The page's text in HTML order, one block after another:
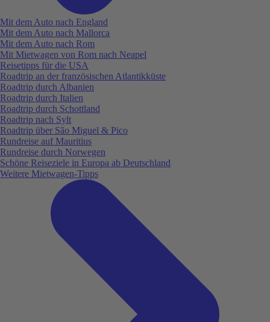
Mit dem Auto nach England
Mit dem Auto nach Mallorca
Mit dem Auto nach Rom
Mit Mietwagen von Rom nach Neapel
Reisetipps für die USA
Roadtrip an der französischen Atlantikküste
Roadtrip durch Albanien
Roadtrip durch Italien
Roadtrip durch Schottland
Roadtrip nach Sylt
Roadtrip über São Miguel & Pico
Rundreise auf Mauritius
Rundreise durch Norwegen
Schöne Reiseziele in Europa ab Deutschland
Weitere Mietwagen-Tipps